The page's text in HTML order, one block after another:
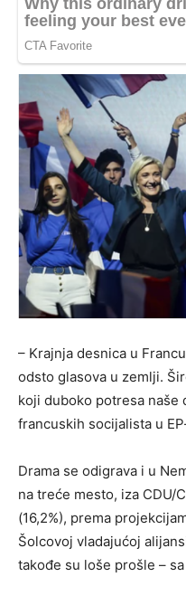
– Krajnja desnica u
odsto glasova u zemlji.
koji duboko potresa naše
francuskih socijalista u
Drama se odigrava i u
na treće mesto, iza CDU/
(16,2%), prema
Šolcovoj vladajućoj
takođe su loše prošle – sa